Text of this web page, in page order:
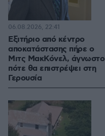
Εξιτήριο από κέντρο
αποκατάστασης πήρε ο
Μιτς ΜακΚόνελ, άγνωστο
πότε θα επιστρέψει στη
Γερουσία
06.08.2026, 22:41